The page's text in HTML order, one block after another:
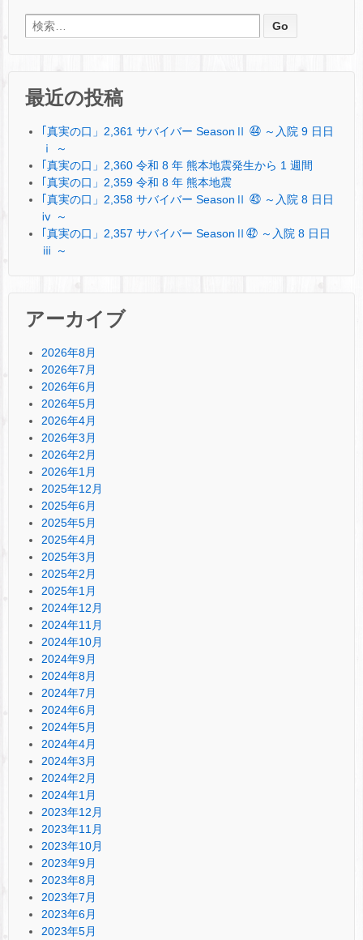
検索:
最近の投稿
｢真実の口」2,361 サバイバー SeasonⅡ ㊹ ～入院 9 日日
ⅰ ～
｢真実の口」2,360 令和 8 年 熊本地震発生から 1 週間
｢真実の口」2,359 令和 8 年 熊本地震
｢真実の口」2,358 サバイバー SeasonⅡ ㊸ ～入院 8 日日
ⅳ ～
｢真実の口」2,357 サバイバー SeasonⅡ㊷ ～入院 8 日日
ⅲ ～
アーカイブ
2026年8月
2026年7月
2026年6月
2026年5月
2026年4月
2026年3月
2026年2月
2026年1月
2025年12月
2025年6月
2025年5月
2025年4月
2025年3月
2025年2月
2025年1月
2024年12月
2024年11月
2024年10月
2024年9月
2024年8月
2024年7月
2024年6月
2024年5月
2024年4月
2024年3月
2024年2月
2024年1月
2023年12月
2023年11月
2023年10月
2023年9月
2023年8月
2023年7月
2023年6月
2023年5月